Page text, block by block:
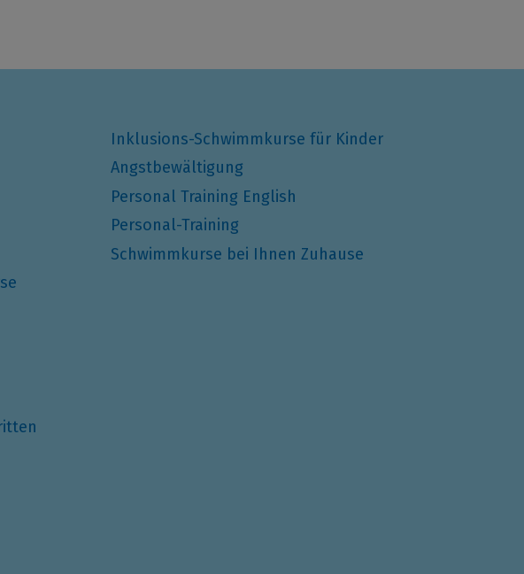
Inklusions-Schwimmkurse für Kinder
Angstbewältigung
Personal Training English
Personal-Training
Schwimmkurse bei Ihnen Zuhause